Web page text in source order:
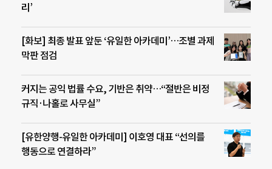
리’
[화보] 최종 발표 앞둔 ‘유일한 아카데미’…조별 과제
막판 점검
커지는 공익 법률 수요, 기반은 취약…“절반은 비정
규직·나홀로 사무실”
[유한양행-유일한 아카데미] 이호영 대표 “선의를
행동으로 연결하라”